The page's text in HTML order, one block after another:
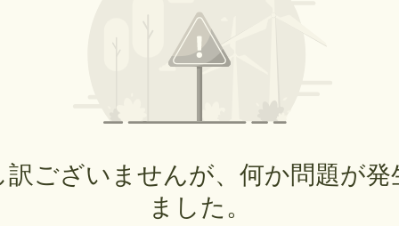
訳ございませんが、何か問題が発
ました。